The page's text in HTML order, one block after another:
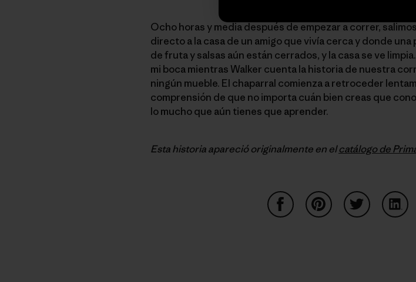
Ocho horas y media después de empezar a correr,
directo a la casa de un amigo que vivía cerca y donde
de fruta y salsas aún están cerrados, y la casa se ve
mi boca mientras Walker cuenta la historia de nuestra
ningún mueble. El chaparral comienza a retroceder
comprensión de que no importa cuán bien creas que
lo mucho que aún tienes que aprender.
Esta historia apareció originalmente en elcatálogo de